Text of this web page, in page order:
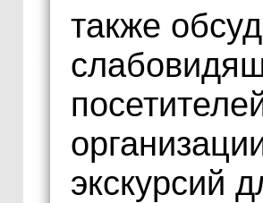
также
экскурсий